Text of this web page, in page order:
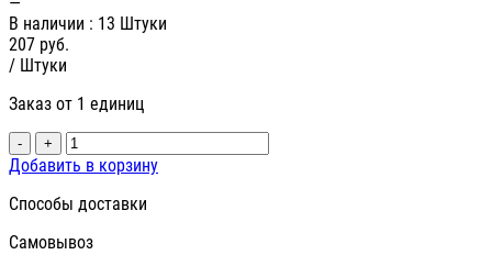
В наличии : 13 Штуки
207 руб.
/ Штуки
Заказ от 1 единиц
- +
Добавить в корзину
Способы доставки
Самовывоз